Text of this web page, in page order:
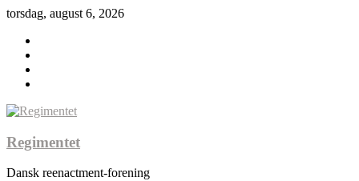
torsdag, august 6, 2026
Regimentet
Dansk reenactment-forening